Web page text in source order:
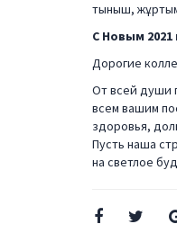
тыныш,
С Новым
Дорогие
От всей души
всем вашим
здоровья,
Пусть наша
на светлое